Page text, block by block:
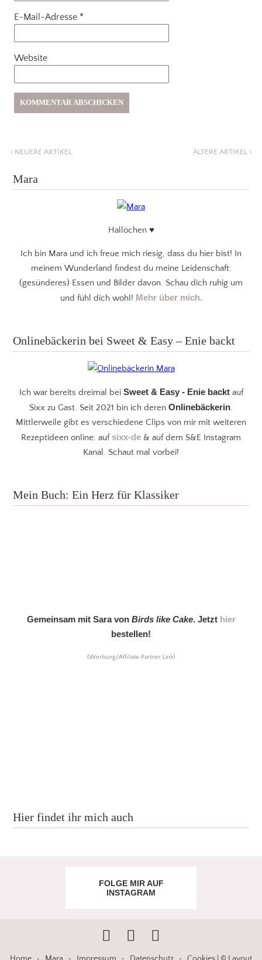
E-Mail-Adresse *
Website
‹ NEUERE ARTIKEL ÄLTERE ARTIKEL ›
Mara
Hallöchen ♥
Ich bin Mara und ich freue mich riesig, dass du hier bist! In
meinem Wunderland findest du meine Leidenschaft:
(gesünderes) Essen und Bilder davon. Schau dich ruhig um
und fühl dich wohl! Mehr über mich.
Onlinebäckerin bei Sweet & Easy – Enie backt
Ich war bereits dreimal bei Sweet & Easy - Enie backtauf
Sixx zu Gast. Seit 2021 bin ich deren Onlinebäckerin.
Mittlerweile gibt es verschiedene Clips von mir mit weiteren
Rezeptideen online: auf sixx-de & auf dem S&E Instagram
Kanal. Schaut mal vorbei!
Mein Buch: Ein Herz für Klassiker
Gemeinsam mit Sara von Birds like Cake. Jetzt hier
bestellen!
(Werbung/Affiliate Partner Link)
Hier findet ihr mich auch
FOLGE MIR AUF
INSTAGRAM